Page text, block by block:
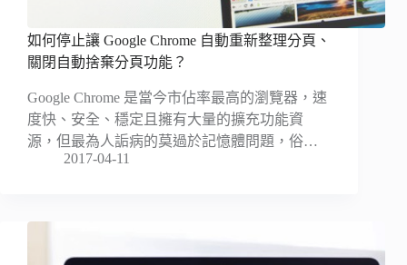
如何停止讓 Google Chrome 自動重新整理分頁、
關閉自動捨棄分頁功能？
Google Chrome 是當今市佔率最高的瀏覽器，速
度快、安全、穩定且擁有大量的擴充功能資
源，但最為人詬病的莫過於記憶體問題，俗…
2017-04-11